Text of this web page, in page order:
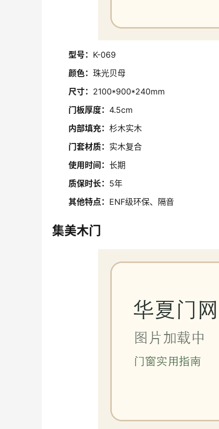
型号： K-069
颜色： 珠光贝母
尺寸： 2100*900*240mm
门板厚度： 4.5cm
内部填充： 杉木实木
门套材质： 实木复合
使用时间： 长期
质保时长： 5年
其他特点： ENF级环保、隔音
集美木门